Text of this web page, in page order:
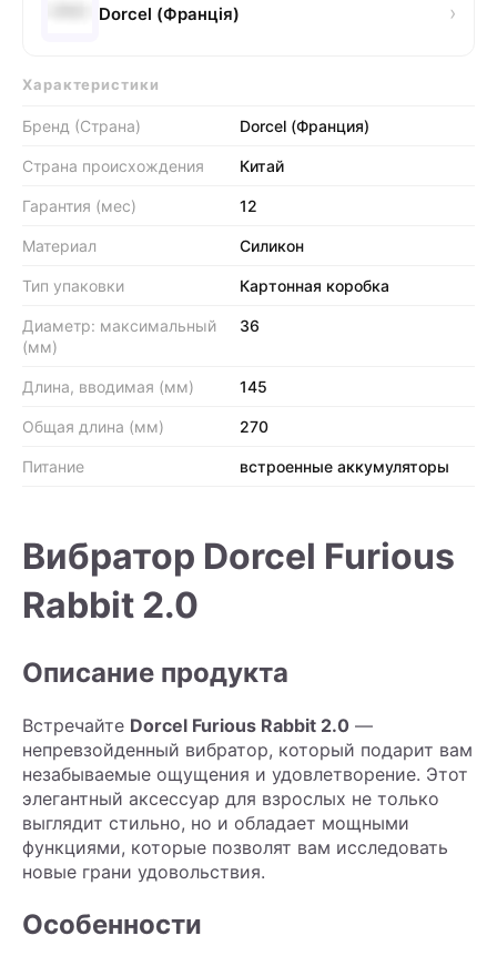
Dorcel (Франція) ›
Характеристики
Бренд (Страна) Dorcel (Франция)
Страна происхождения Китай
Гарантия (мес) 12
Материал Силикон
Тип упаковки Картонная коробка
Диаметр: максимальный
(мм)
36
Длина, вводимая (мм) 145
Общая длина (мм) 270
Питание встроенные аккумуляторы
Вибратор Dorcel Furious
Rabbit 2.0
Описание продукта
Встречайте Dorcel Furious Rabbit 2.0 —
непревзойденный вибратор, который подарит вам
незабываемые ощущения и удовлетворение. Этот
элегантный аксессуар для взрослых не только
выглядит стильно, но и обладает мощными
функциями, которые позволят вам исследовать
новые грани удовольствия.
Особенности